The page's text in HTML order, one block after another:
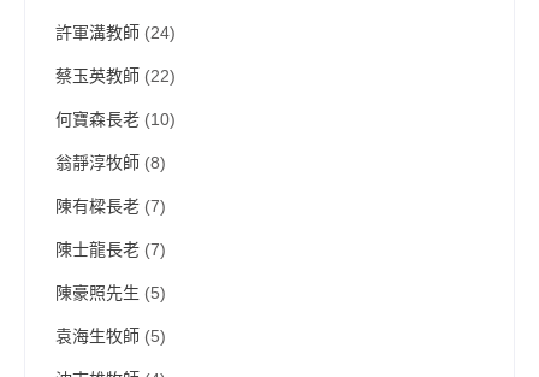
許軍溝教師 (24)
蔡玉英教師 (22)
何寶森長老 (10)
翁靜淳牧師 (8)
陳有樑長老 (7)
陳士龍長老 (7)
陳豪照先生 (5)
袁海生牧師 (5)